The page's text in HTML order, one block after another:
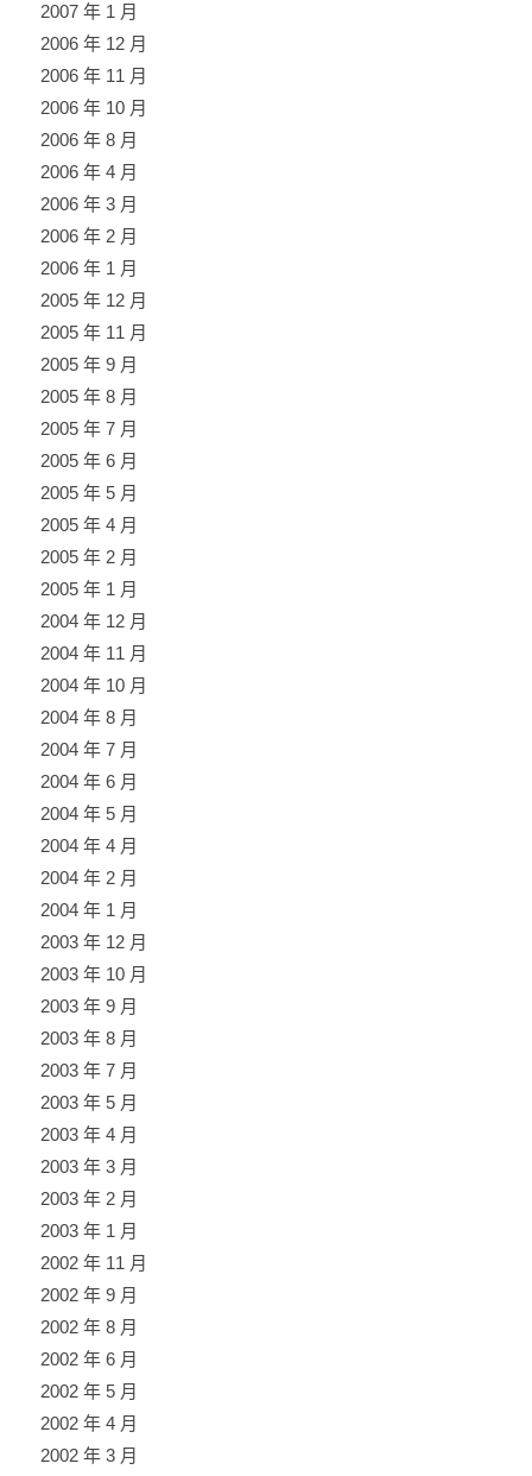
2007 年 1 月
2006 年 12 月
2006 年 11 月
2006 年 10 月
2006 年 8 月
2006 年 4 月
2006 年 3 月
2006 年 2 月
2006 年 1 月
2005 年 12 月
2005 年 11 月
2005 年 9 月
2005 年 8 月
2005 年 7 月
2005 年 6 月
2005 年 5 月
2005 年 4 月
2005 年 2 月
2005 年 1 月
2004 年 12 月
2004 年 11 月
2004 年 10 月
2004 年 8 月
2004 年 7 月
2004 年 6 月
2004 年 5 月
2004 年 4 月
2004 年 2 月
2004 年 1 月
2003 年 12 月
2003 年 10 月
2003 年 9 月
2003 年 8 月
2003 年 7 月
2003 年 5 月
2003 年 4 月
2003 年 3 月
2003 年 2 月
2003 年 1 月
2002 年 11 月
2002 年 9 月
2002 年 8 月
2002 年 6 月
2002 年 5 月
2002 年 4 月
2002 年 3 月